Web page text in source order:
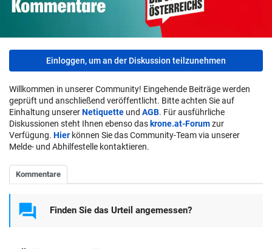
Einloggen, um an der Diskussion teilzunehmen
Willkommen in unserer Community! Eingehende Beiträge werden
geprüft und anschließend veröffentlicht. Bitte achten Sie auf
Einhaltung unsererNetiquette und AGB. Für ausführliche
Diskussionen steht Ihnen ebenso das krone.at-Forumzur
Verfügung. Hier können Sie das Community-Team via unserer
Melde- und Abhilfestelle kontaktieren.